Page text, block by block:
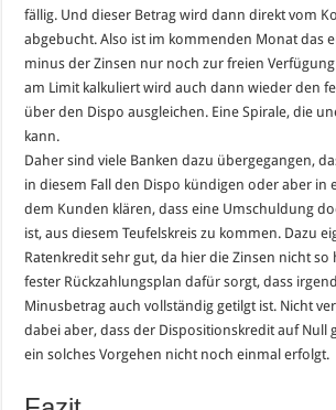
fällig. Und dieser Betrag wird dann direkt vom
abgebucht. Also ist im kommenden Monat das
minus der Zinsen nur noch zur freien
am Limit kalkuliert wird auch dann wieder den
über den Dispo ausgleichen. Eine Spirale, die
kann.
Daher sind viele Banken dazu übergegangen,
in diesem Fall den Dispo kündigen oder aber in
dem Kunden klären, dass eine Umschuldung
ist, aus diesem Teufelskreis zu kommen. Dazu
Ratenkredit sehr gut, da hier die Zinsen nicht
fester Rückzahlungsplan dafür sorgt, dass
Minusbetrag auch vollständig getilgt ist. Nicht
dabei aber, dass der Dispositionskredit auf Null
ein solches Vorgehen nicht noch einmal erfolgt.